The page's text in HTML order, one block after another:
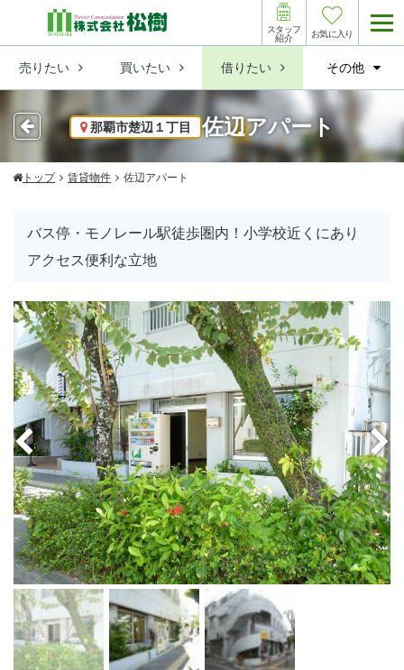
売りたい 買いたい 借りたい その他
スタッフ
紹介
お気に入り
那覇市楚辺１丁目 佐辺アパート
トップ 賃貸物件 佐辺アパート
バス停・モノレール駅徒歩圏内！小学校近くにあり
アクセス便利な立地